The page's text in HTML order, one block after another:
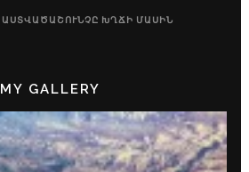
ԱՍՏՎԱԾԱՇՈՒՆՉԸ ԽՂՃԻ ՄԱՍԻՆ
MY GALLERY